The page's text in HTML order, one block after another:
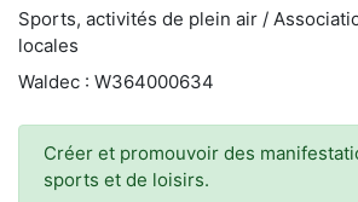
Sports, activités de plein air /
locales
Waldec : W364000634
Créer et promouvoir des
sports et de loisirs.